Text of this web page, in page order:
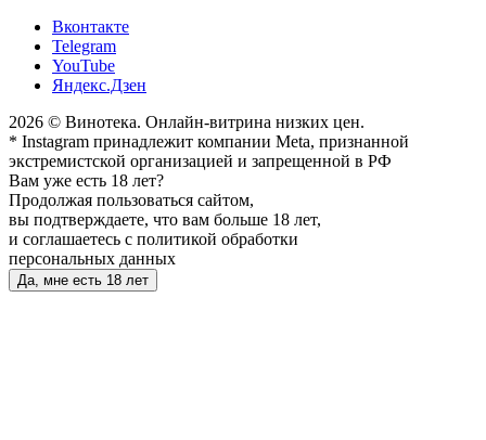
Вконтакте
Telegram
YouTube
Яндекс.Дзен
2026 © Винотека. Онлайн-витрина низких цен.
* Instagram принадлежит компании Meta, признанной
экстремистской организацией и запрещенной в РФ
Вам уже есть 18 лет?
Продолжая пользоваться сайтом,
вы подтверждаете, что вам больше 18 лет,
и соглашаетесь с политикой обработки
персональных данных
Да, мне есть 18 лет